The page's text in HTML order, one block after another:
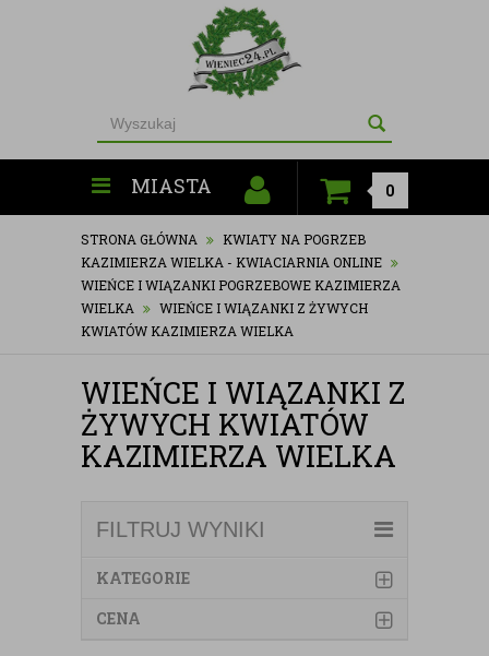
MIASTA 0
STRONA GŁÓWNA
KWIATY NA POGRZEB
KAZIMIERZA WIELKA - KWIACIARNIA ONLINE
WIEŃCE I WIĄZANKI POGRZEBOWE KAZIMIERZA
WIELKA
WIEŃCE I WIĄZANKI Z ŻYWYCH
KWIATÓW KAZIMIERZA WIELKA
WIEŃCE I WIĄZANKI Z
ŻYWYCH KWIATÓW
KAZIMIERZA WIELKA
FILTRUJ WYNIKI
KATEGORIE
CENA